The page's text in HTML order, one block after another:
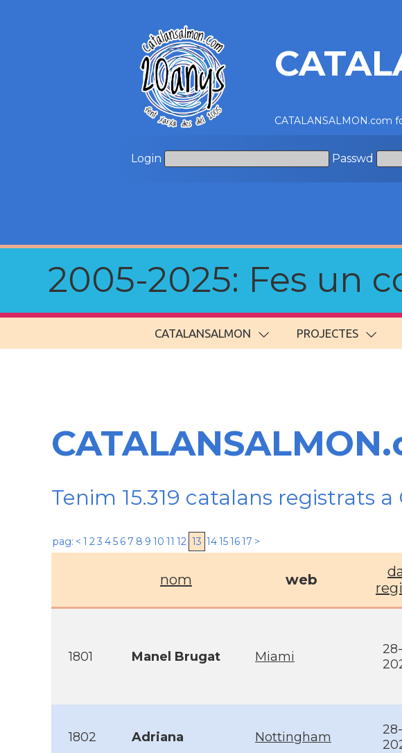
CATALANSALMON.com
Login Passwd
2005-2025: Fes un
CATALANSALMON PROJECTES
Tenim 15.319 catalans registrats
pag: < 1 23 45 6 7 8 9 10 11 12 13 14151617 >
nom web
1801 Manel Brugat Miami
1802 Adriana Nottingham